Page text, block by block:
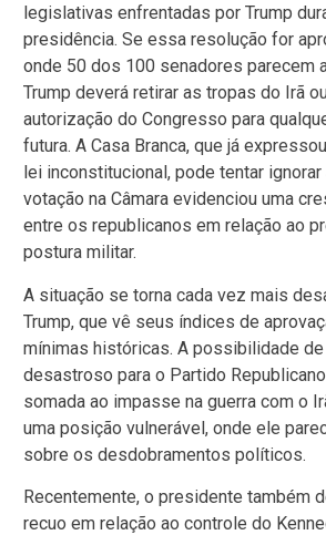
legislativas enfrentadas por Trump
presidência. Se essa resolução for
onde 50 dos 100 senadores parecem
Trump deverá retirar as tropas do Irã
autorização do Congresso para
futura. A Casa Branca, que já
lei inconstitucional, pode tentar
votação na Câmara evidenciou uma
entre os republicanos em relação ao
postura militar.
A situação se torna cada vez mais
Trump, que vê seus índices de
mínimas históricas. A possibilidade de
desastroso para o Partido
somada ao impasse na guerra com o
uma posição vulnerável, onde ele
sobre os desdobramentos políticos.
Recentemente, o presidente também
recuo em relação ao controle do